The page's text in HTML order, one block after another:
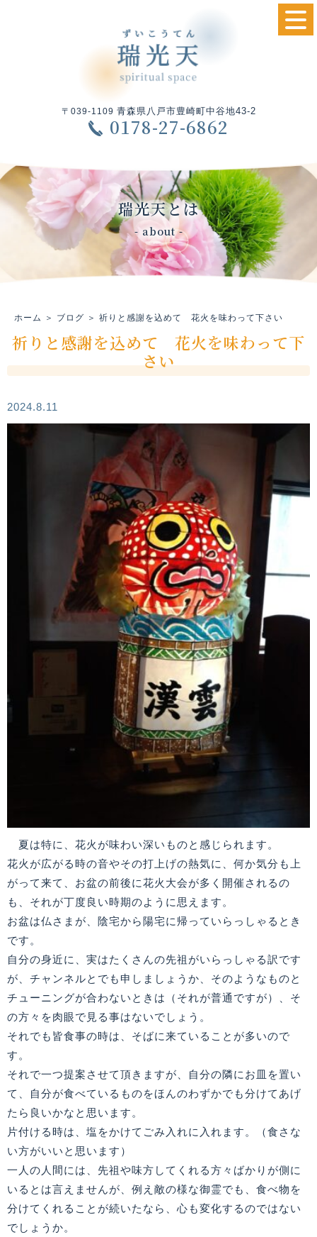
〒039-1109 青森県八戸市豊崎町中谷地43-2
0178-27-6862
瑞光天とは
- about -
ホーム ＞ ブログ ＞ 祈りと感謝を込めて 花火を味わって下さい
祈りと感謝を込めて 花火を味わって下
さい
2024.8.11
夏は特に、花火が味わい深いものと感じられます。
花火が広がる時の音やその打上げの熱気に、何か気分も上
がって来て、お盆の前後に花火大会が多く開催されるの
も、それが丁度良い時期のように思えます。
お盆は仏さまが、陰宅から陽宅に帰っていらっしゃるとき
です。
自分の身近に、実はたくさんの先祖がいらっしゃる訳です
が、チャンネルとでも申しましょうか、そのようなものと
チューニングが合わないときは（それが普通ですが）、そ
の方々を肉眼で見る事はないでしょう。
それでも皆食事の時は、そばに来ていることが多いので
す。
それで一つ提案させて頂きますが、自分の隣にお皿を置い
て、自分が食べているものをほんのわずかでも分けてあげ
たら良いかなと思います。
片付ける時は、塩をかけてごみ入れに入れます。（食さな
い方がいいと思います）
一人の人間には、先祖や味方してくれる方々ばかりが側に
いるとは言えませんが、例え敵の様な御霊でも、食べ物を
分けてくれることが続いたなら、心も変化するのではない
でしょうか。